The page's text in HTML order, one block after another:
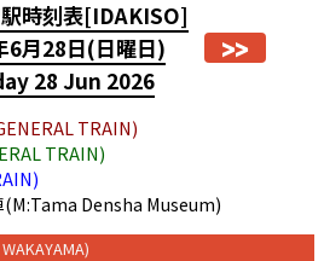
時刻表[IDAKISO]
6月28日(日曜日)
28 Jun 2026
>>
TRAIN)
TRAIN)
(M:Tama Densha Museum)